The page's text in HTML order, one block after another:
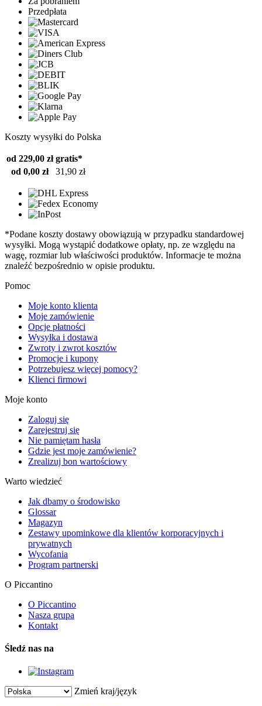
Przedpłata
Koszty wysyłki do Polska
od 229,00 zł gratis*
od 0,00 zł
31,90 zł
*Podane koszty dostawy obowiązują w przypadku standardowej
wysyłki. Mogą wystąpić dodatkowe opłaty, np. ze względu na
wagę, rozmiar lub właściwości produktów. Informacje te można
znaleźć bezpośrednio w opisie produktu.
Pomoc
Moje konto klienta
Moje zamówienie
Opcje płatności
Wysyłka i dostawa
Zwroty i zwrot kosztów
Promocje i kupony
Potrzebujesz więcej pomocy?
Klienci firmowi
Moje konto
Zaloguj się
Zarejestruj się
Nie pamiętam hasła
Gdzie jest moje zamówienie?
Zrealizuj bon wartościowy
Warto wiedzieć
Jak dbamy o środowisko
Glossar
Magazyn
Zestawy upominkowe dla klientów korporacyjnych i
prywatnych
Wycofania
Program partnerski
O Piccantino
O Piccantino
Nasza grupa
Kontakt
Śledź nas na
Zmień kraj/język